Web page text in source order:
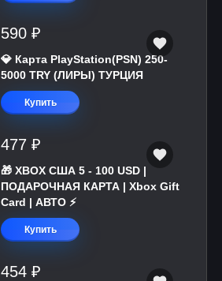
590 ₽
💎 Карта PlayStation(PSN) 250-
5000 TRY (ЛИРЫ) ТУРЦИЯ
Купить
477 ₽
🎁 XBOX США 5 - 100 USD |
ПОДАРОЧНАЯ КАРТА | Xbox Gift
Card | АВТО ⚡
Купить
454 ₽